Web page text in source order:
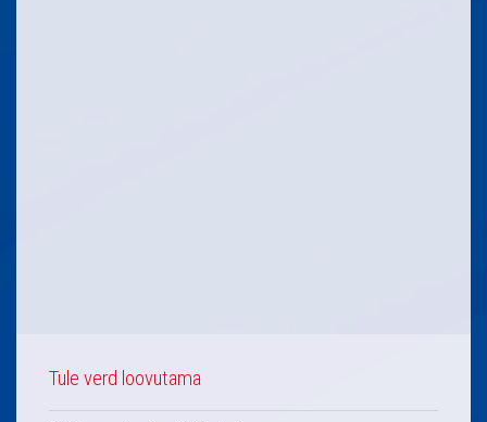
Tule verd loovutama